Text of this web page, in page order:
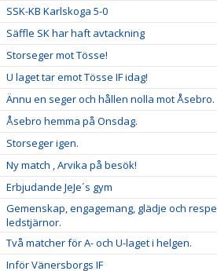
SSK-KB Karlskoga 5-0
Säffle SK har haft avtackning
Storseger mot Tösse!
U laget tar emot Tösse IF idag!
Ännu en seger och hållen nolla mot Åsebro.
Åsebro hemma på Onsdag.
Storseger igen.
Ny match , Arvika på besök!
Erbjudande JeJe´s gym
Gemenskap, engagemang, glädje och
ledstjärnor.
Två matcher för A- och U-laget i helgen.
Inför Vänersborgs IF